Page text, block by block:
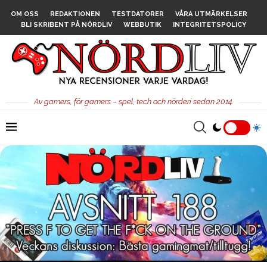
OM OSS REDAKTIONEN TESTDATORER
VÅRA UTMÄRKELSER
BLI SKRIBENT PÅ NÖRDLIV
WEBBUTIK INTEGRITETSPOLICY
Av gamers, för gamers – spel, tech och nörderi sedan 2014.